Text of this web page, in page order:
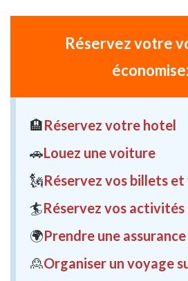
Réservez votre
🏨Réservez votre hotel
🚗Louez une voiture
🗽Réservez vos billets
🏄Réservez vos
🌍Prendre une
🙎Organiser un voyage